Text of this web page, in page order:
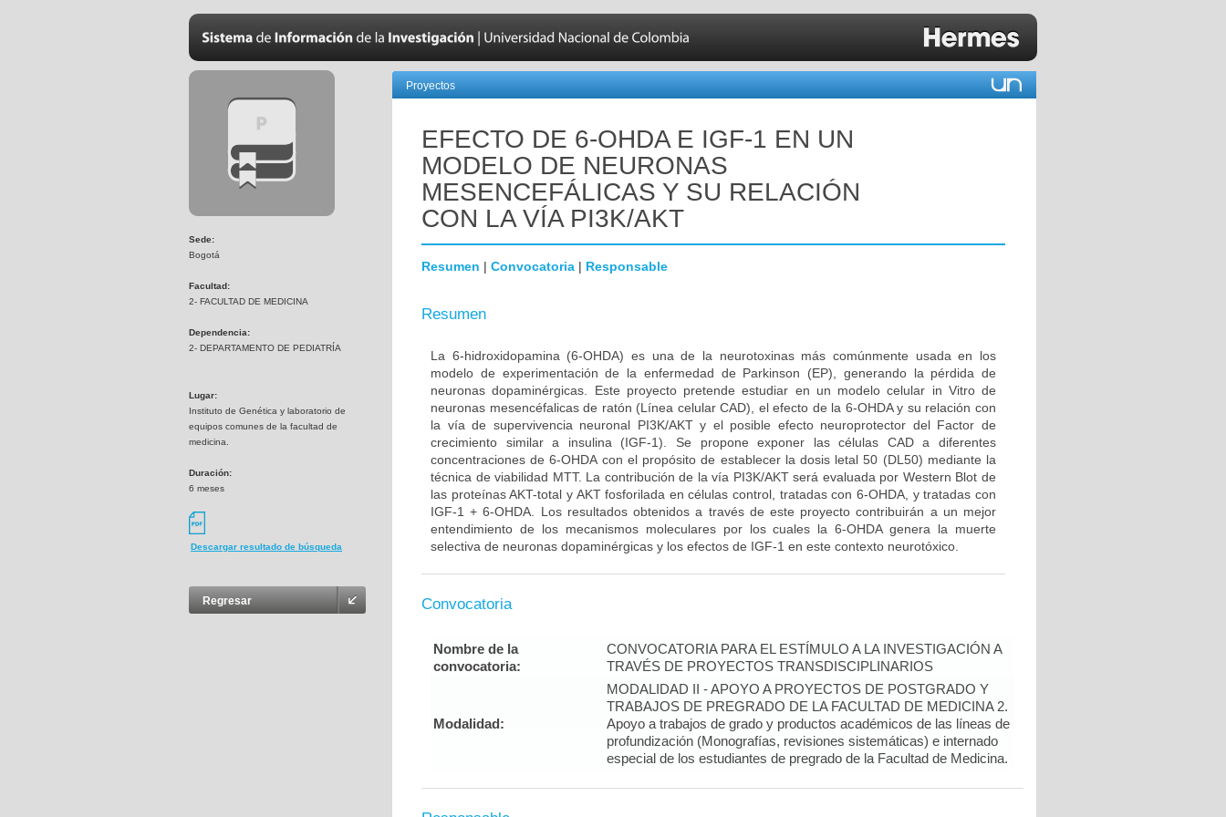
Sede:
Bogotá
Facultad:
2- FACULTAD DE MEDICINA
Dependencia:
2- DEPARTAMENTO DE PEDIATRÍA
Lugar:
Instituto de Genética y laboratorio de
equipos comunes de la facultad de
medicina.
Duración:
6 meses
Descargar resultado de búsqueda
Regresar
Proyectos
EFECTO DE 6-OHDA E IGF-1 EN UN
MODELO DE NEURONAS
MESENCEFÁLICAS Y SU RELACIÓN
CON LA VÍA PI3K/AKT
Resumen | Convocatoria | Responsable
Resumen
La 6-hidroxidopamina (6-OHDA) es una de la neurotoxinas más comúnmente usada en los
modelo de experimentación de la enfermedad de Parkinson (EP), generando la pérdida de
neuronas dopaminérgicas. Este proyecto pretende estudiar en un modelo celular in Vitro de
neuronas mesencéfalicas de ratón (Línea celular CAD), el efecto de la 6-OHDA y su relación con
la vía de supervivencia neuronal PI3K/AKT y el posible efecto neuroprotector del Factor de
crecimiento similar a insulina (IGF-1). Se propone exponer las células CAD a diferentes
concentraciones de 6-OHDA con el propósito de establecer la dosis letal 50 (DL50) mediante la
técnica de viabilidad MTT. La contribución de la vía PI3K/AKT será evaluada por Western Blot de
las proteínas AKT-total y AKT fosforilada en células control, tratadas con 6-OHDA, y tratadas con
IGF-1 + 6-OHDA. Los resultados obtenidos a través de este proyecto contribuirán a un mejor
entendimiento de los mecanismos moleculares por los cuales la 6-OHDA genera la muerte
selectiva de neuronas dopaminérgicas y los efectos de IGF-1 en este contexto neurotóxico.
Convocatoria
Nombre de la
convocatoria:
CONVOCATORIA PARA EL ESTÍMULO A LA INVESTIGACIÓN A
TRAVÉS DE PROYECTOS TRANSDISCIPLINARIOS
Modalidad:
MODALIDAD II - APOYO A PROYECTOS DE POSTGRADO Y
TRABAJOS DE PREGRADO DE LA FACULTAD DE MEDICINA 2.
Apoyo a trabajos de grado y productos académicos de las líneas de
profundización (Monografías, revisiones sistemáticas) e internado
especial de los estudiantes de pregrado de la Facultad de Medicina.